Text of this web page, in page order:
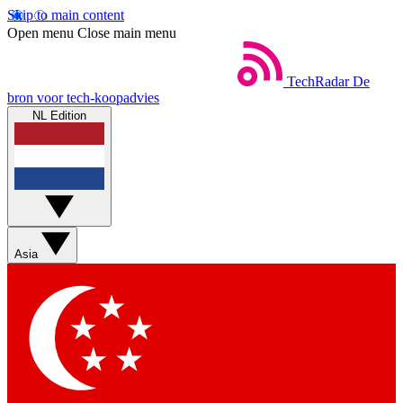
Skip to main content
Open menu Close main menu
TechRadar De
bron voor tech-koopadvies
NL Edition
Asia